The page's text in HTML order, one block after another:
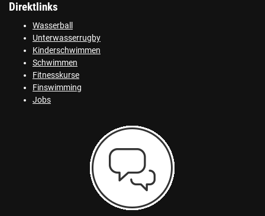
Direktlinks
Wasserball
Unterwasserrugby
Kinderschwimmen
Schwimmen
Fitnesskurse
Finswimming
Jobs